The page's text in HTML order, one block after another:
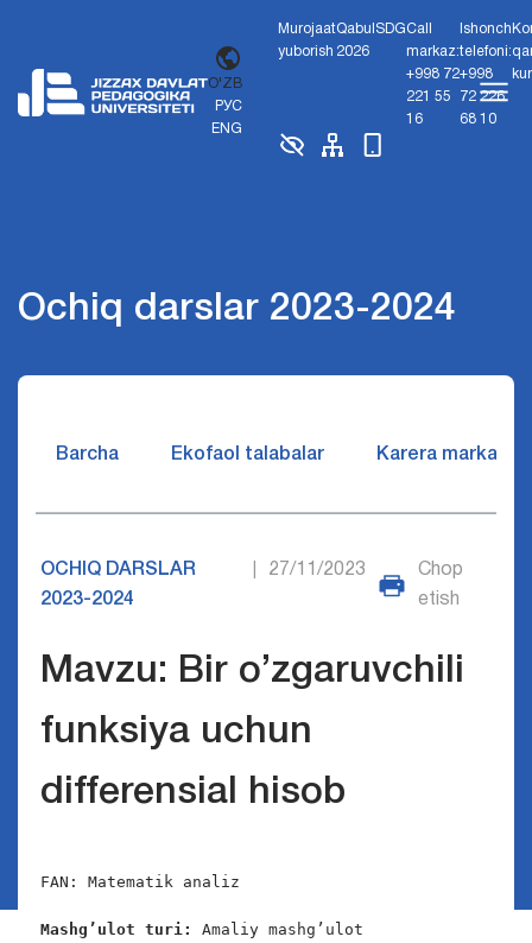
O'ZB
РУС
ENG
Murojaat
yuborish
Qabul
2026
SDGCall
markaz:
+998 72
221 55
16
Ishonch
telefoni:
+998
72 226
68 10
Ochiq darslar 2023-2024
Barcha Ekofaol talabalar Karera markazi
OCHIQ DARSLAR
2023-2024
27/11/2023
Chop
etish
Mavzu: Bir o’zgaruvchili
funksiya uchun
differensial hisob
FAN: Matematik analiz
Mashg’ulot turi: Amaliy mashg’ulot